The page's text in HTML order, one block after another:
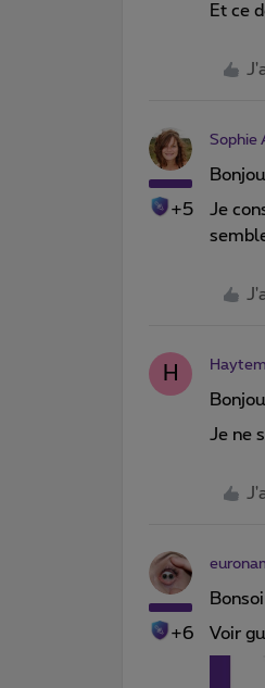
Et ce
+5
Sophie
Je
H Haytem
Je ne
+6
Voir